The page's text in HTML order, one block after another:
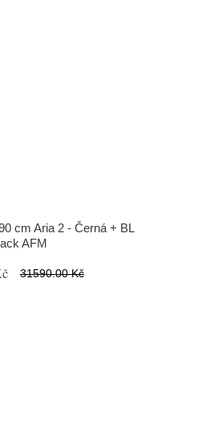
cm Aria 2 - Černá + BL
AFM
31590.00 Kč